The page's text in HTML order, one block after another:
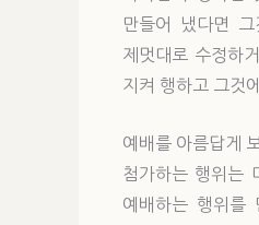
만들어 냈다면
제멋대로 수정하
지켜 행하고 그것
예배를 아름답게
첨가하는 행위는
예배하는 행위를